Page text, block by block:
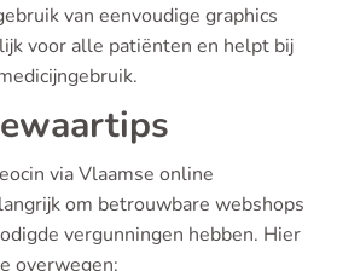
van eenvoudige graphics
voor alle patiënten en helpt bij
via Vlaamse online
om betrouwbare webshops
vergunningen hebben. Hier
overwegen: